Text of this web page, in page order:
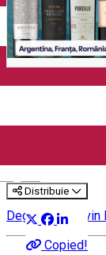
Gîrlea –
Distribuie
Copied!
Degustare de vin